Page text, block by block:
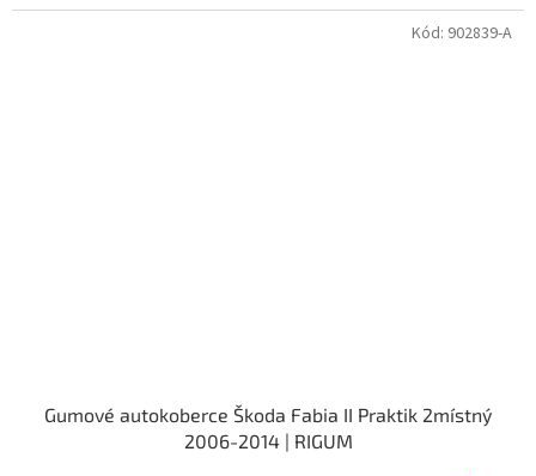
Gumové autokoberce Škoda Fabia II Praktik 2místný
2006-2014 | RIGUM
Kód: 902839-A